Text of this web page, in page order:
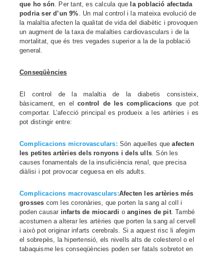
que ho són. Per tant, es calcula que la població afectada
podria ser d’un 9%. Un mal control i la mateixa evolució de
la malaltia afecten la qualitat de vida del diabètic i provoquen
un augment de la taxa de malalties cardiovasculars i de la
mortalitat, que és tres vegades superior a la de la població
general.
Conseqüències
El control de la malaltia de la diabetis consisteix,
bàsicament, en el
control de les complicacions que pot
comportar. L’afecció principal es produeix a les artèries i es
pot distingir entre:
Complicacions microvasculars: Són aquelles queafecten
les petites artèries dels ronyons i dels ulls. Són les
causes fonamentals de la insuficiència renal, que precisa
diàlisi i pot provocar ceguesa en els adults.
Complicacions macrovasculars:Afecten les artèries més
grosses com les coronàries, que porten la sang al coll i
poden causar infarts de miocardi oangines de pit. També
acostumen a alterar les artèries que porten la sang al cervell
i això pot originar infarts cerebrals. Si a aquest risc li afegim
el sobrepès, la hipertensió, els nivells alts de colesterol o el
tabaquisme les conseqüències poden ser fatals sobretot en